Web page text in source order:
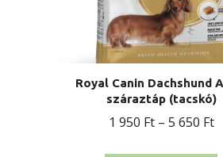
Royal Canin Dachshund
száraztáp (tacskó)
1 950 Ft – 5 650 Ft